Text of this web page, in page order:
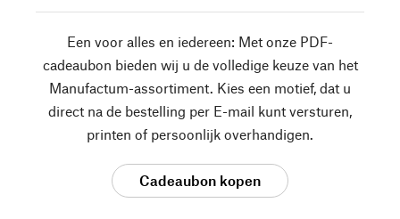
Een voor alles en iedereen: Met onze PDF-
cadeaubon bieden wij u de volledige keuze van het
Manufactum-assortiment. Kies een motief, dat u
direct na de bestelling per E-mail kunt versturen,
printen of persoonlijk overhandigen.
Cadeaubon kopen